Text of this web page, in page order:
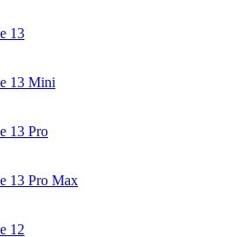
13
13 Mini
13 Pro
13 Pro Max
12